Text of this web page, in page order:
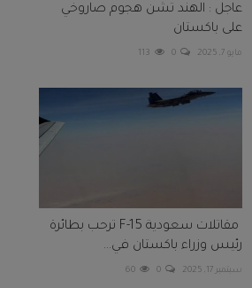
عاجل : الهند تشن هجوم صاروخي
على باكستان
مايو 7, 2025 0
113
مقاتلات سعودية F-15 ترحب بطائرة
رئيس وزراء باكستان في...
سبتمبر 17, 2025 0
60